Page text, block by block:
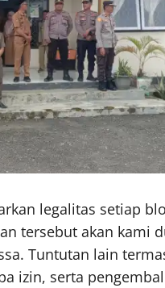
legalitas setiap
tersebut akan kami
Tuntutan lain
izin, serta